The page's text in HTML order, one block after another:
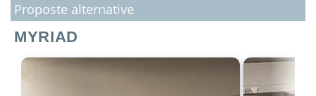
Proposte alternative
MYRIAD